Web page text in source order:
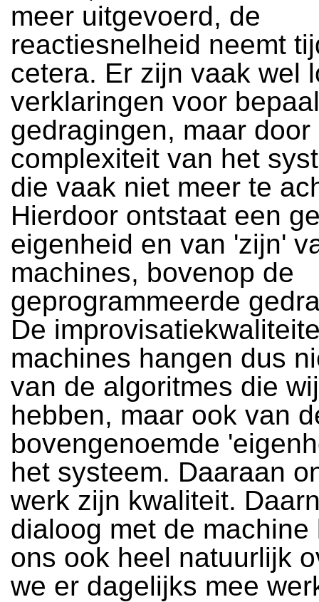
meer uitgevoerd, de
reactiesnelheid neemt
cetera. Er zijn vaak wel
verklaringen voor
gedragingen, maar door
complexiteit van het
die vaak niet meer te
Hierdoor ontstaat een
eigenheid en van 'zijn'
machines, bovenop de
geprogrammeerde
De
machines hangen dus
van de algoritmes die
hebben, maar ook van
bovengenoemde
het systeem. Daaraan
werk zijn kwaliteit.
dialoog met de machine
ons ook heel natuurlijk
we er dagelijks mee